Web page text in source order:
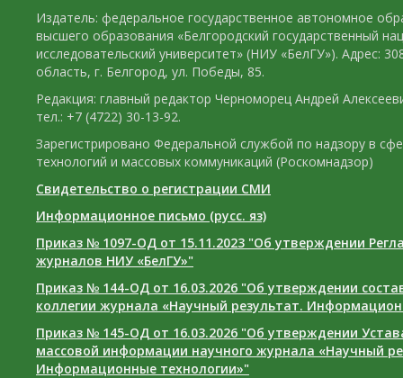
Издатель: федеральное государственное автономное
высшего образования «Белгородский государственный
исследовательский университет» (НИУ «БелГУ»). Адрес:
область, г. Белгород, ул. Победы, 85.
Редакция: главный редактор Черноморец Андрей
тел.: +7 (4722) 30-13-92.
Зарегистрировано Федеральной службой по надзору в
технологий и массовых коммуникаций (Роскомнадзор)
Свидетельство о регистрации СМИ
Информационное письмо (русс. яз)
Приказ № 1097-ОД от 15.11.2023 "Об утверждении
журналов НИУ «БелГУ»"
Приказ № 144-ОД от 16.03.2026 "Об утверждении
коллегии журнала «Научный результат.
Приказ № 145-ОД от 16.03.2026 "Об утверждении
массовой информации научного журнала «Научный
Информационные технологии»"